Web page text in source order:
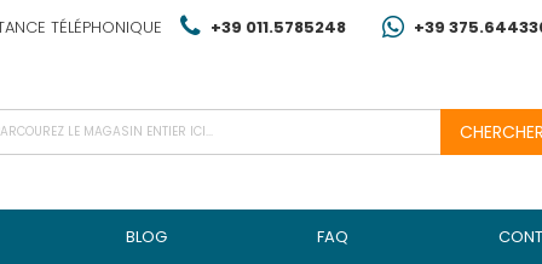
TÉLÉPHONIQUE +39 011.5785248 +39
BLOG FAQ